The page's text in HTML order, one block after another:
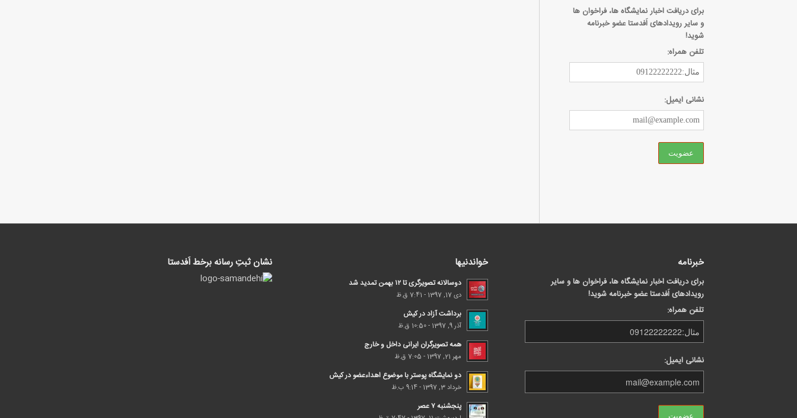
برای دریافت اخبار نمایشگاه ها، فراخوان ها
و سایر رویدادهای اَفدستا عضو خبرنامه
شوید!
تلفن همراه:
نشانی ایمیل:
خبرنامه
برای دریافت اخبار نمایشگاه ها، فراخوان ها و سایر
رویدادهای اَفدستا عضو خبرنامه شوید!
تلفن همراه:
نشانی ایمیل:
خواندنیها
دوسالانه تصویرگری تا ۱۲ بهمن تمدید شد
دی 17, 1397 - 7:41 ق.ظ
برداشت آزاد در کیش
آذر 9, 1397 - 10:50 ق.ظ
همه تصویرگران ایرانی داخل و خارج
مهر 21, 1397 - 7:05 ق.ظ
دو نمایشگاه پوستر با موضوع اهداء‌عضو در کیش
خرداد 3, 1397 - 9:14 ب.ظ
پنجشنبه ۷ عصر
نشان ثبتِ رسانه برخط اَفدستا